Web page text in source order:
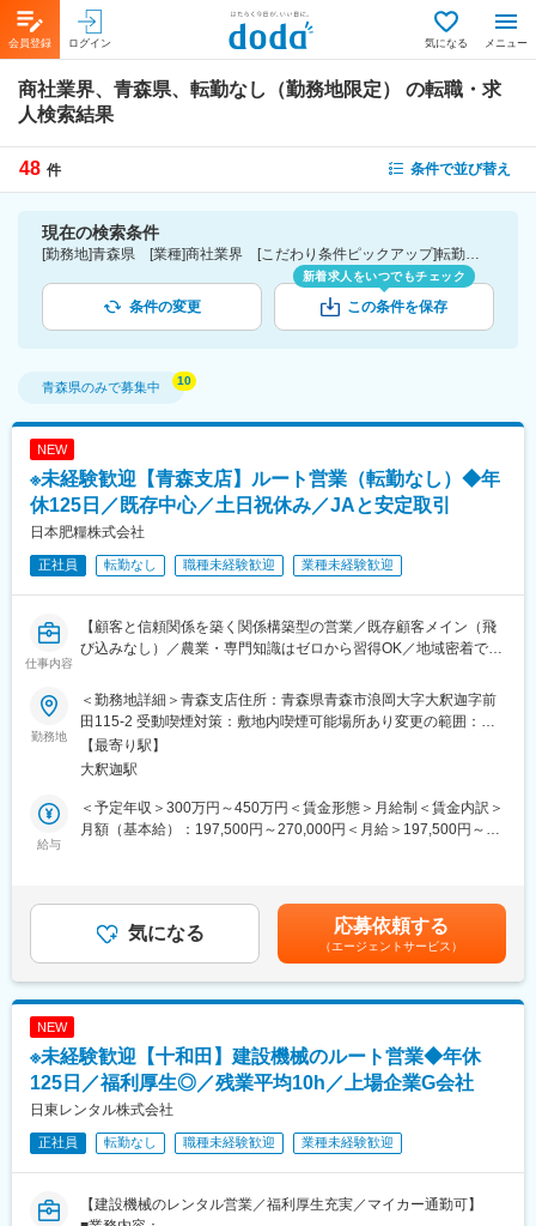
会員登録 ログイン 気になる メニュー
商社業界、青森県、転勤なし（勤務地限定）
の転職・求
人検索結果
48 件 条件で並び替え
現在の検索条件
[勤務地]青森県 [業種]商社業界 [こだわり条件ピックアップ]転勤なし（勤務地限定） [詳細条件](募集・採用情報)転勤なし（勤務地限定）
条件の変更
新着求人をいつでもチェック
この条件を保存
青森県のみで募集中
NEW
※未経験歓迎【青森支店】ルート営業（転勤なし）◆年
休125日／既存中心／土日祝休み／JAと安定取引
日本肥糧株式会社
正社員 転勤なし 職種未経験歓迎 業種未経験歓迎
仕事内容
【顧客と信頼関係を築く関係構築型の営業／既存顧客メイン（飛
び込みなし）／農業・専門知識はゼロから習得OK／地域密着で腰
■「営業っぽくない営業」です
「売る」よりも、信頼関係を築くことが仕事。
お任せするのは、すでに取引のあるJAや農家さんとの関係づく
り。
顔なじみのお客様に定期的に会いに行き、困りごとを聞きながら
最適な商品をご提案します。
■業務内容：
既にお取引のあるお客様（JA・農協・生産者など）へ向けたルー
・サンプル品の紹介・フォロー
・ニーズの収集（新商品企画に反映）
※担当社数：10～20社
業界的に“長年の付き合い”が重視されるため、提案力よりも「信頼
勤務地
＜勤務地詳細＞青森支店住所：青森県青森市浪岡大字大釈迦字前
田115-2 受動喫煙対策：敷地内喫煙可能場所あり変更の範囲：会
社の定める事業所
【最寄り駅】
大釈迦駅
給与
＜予定年収＞300万円～450万円＜賃金形態＞月給制＜賃金内訳＞
月額（基本給）：197,500円～270,000円＜月給＞197,500円～
気になる 応募依頼する
（エージェントサービス）
NEW
※未経験歓迎【十和田】建設機械のルート営業◆年休
125日／福利厚生◎／残業平均10h／上場企業G会社
日東レンタル株式会社
正社員 転勤なし 職種未経験歓迎 業種未経験歓迎
【建設機械のレンタル営業／福利厚生充実／マイカー通勤可】